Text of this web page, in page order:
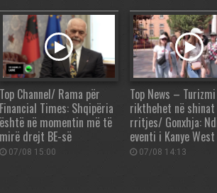
Top Channel/ Rama për
Financial Times: Shqipëria
është në momentin më të
mirë drejt BE-së
07/08 15:00
Top News – Turizmi
rikthehet në
rritjes/ Gonxhja:
eventi i Kanye West
07/08 14:13